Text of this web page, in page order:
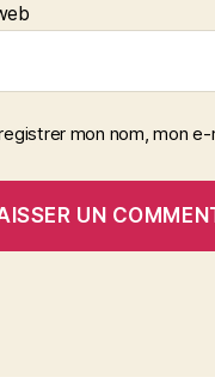
mon nom, mon